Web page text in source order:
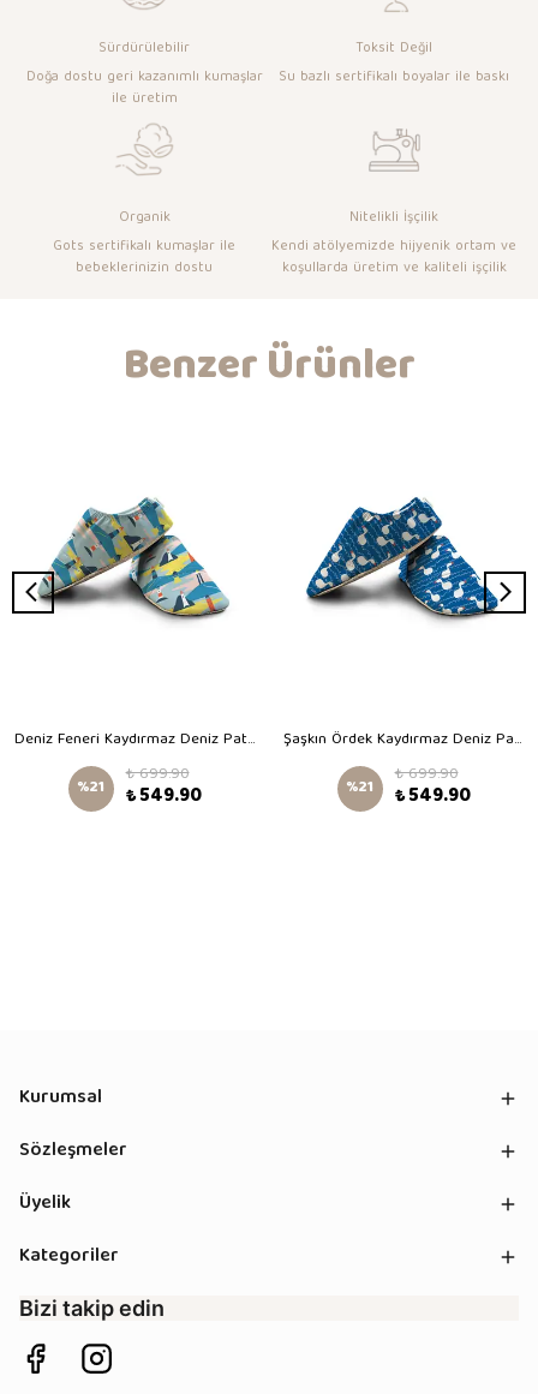
Sürdürülebilir
Doğa dostu geri kazanımlı kumaşlar
ile üretim
Toksit Değil
Su bazlı sertifikalı boyalar ile baskı
Organik
Gots sertifikalı kumaşlar ile
bebeklerinizin dostu
Nitelikli İşçilik
Kendi atölyemizde hijyenik ortam ve
koşullarda üretim ve kaliteli işçilik
Benzer Ürünler
Deniz Feneri Kaydırmaz Deniz Patiği
%21 ₺ 699.90
₺ 549.90
Şaşkın Ördek Kaydırmaz Deniz Patiği
%21 ₺ 699.90
₺ 549.90
Kurumsal
Sözleşmeler
Üyelik
Kategoriler
Bizi takip edin